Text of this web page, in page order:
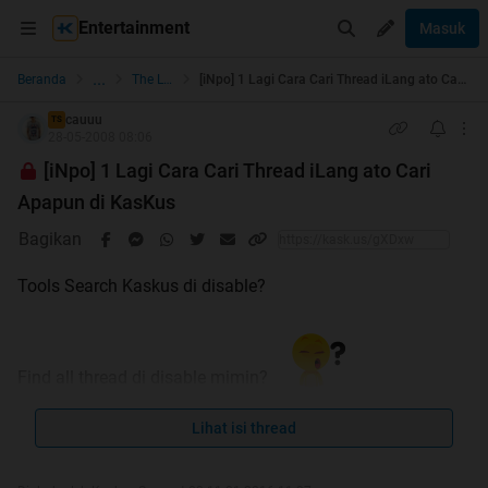
Entertainment Masuk
Beranda ... The Lounge
TS cauuu
[iNpo] 1 Lagi Cara Cari Thread iLang ato Cari
Apapun di KasKus
Bagikan
Tools Search Kaskus di disable?
Lihat isi thread